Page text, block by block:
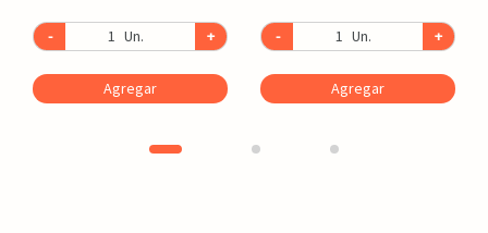
- Un. +
Agregar
- Un. +
Agregar